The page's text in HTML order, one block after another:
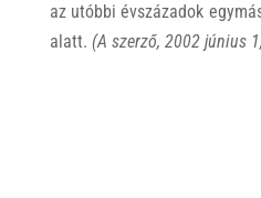
az utóbbi évszázadok
alatt. (A szerző, 2002 június